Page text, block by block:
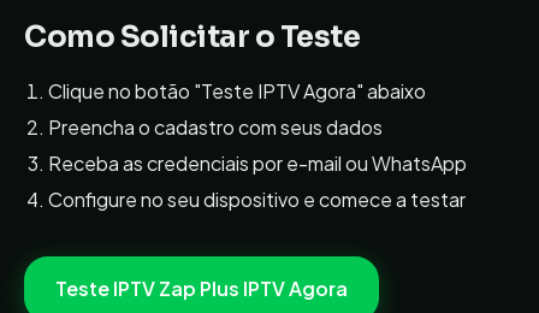
Como Solicitar o Teste
Clique no botão "Teste IPTV Agora" abaixo
Preencha o cadastro com seus dados
Receba as credenciais por e-mail ou WhatsApp
Configure no seu dispositivo e comece a testar
Teste IPTVZap Plus IPTVAgora